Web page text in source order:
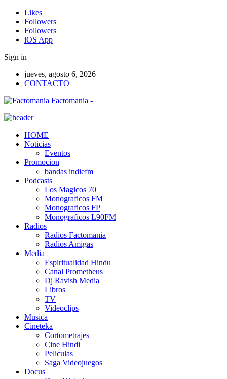
Likes
Followers
Followers
iOS App
Sign in
jueves, agosto 6, 2026
CONTACTO
Factomania -
HOME
Noticias
Eventos
Promocion
bandas indiefm
Podcasts
Los Magicos 70
Monograficos FM
Monograficos FP
Monograficos L90FM
Radios
Radios Factomania
Radios Amigas
Media
Espiritualidad Hindu
Canal Prometheus
Dj Ravish Media
Libros
TV
Videoclips
Musica
Cineteka
Cortometrajes
Cine Hindi
Peliculas
Saga Videojuegos
Docus